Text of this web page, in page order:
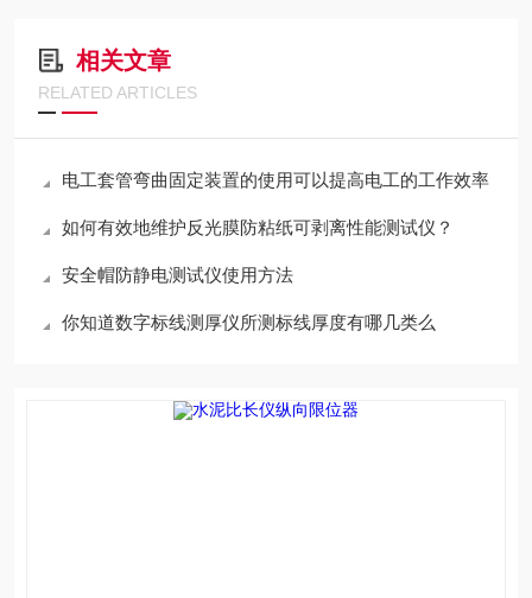
相关文章
RELATED ARTICLES
电工套管弯曲固定装置的使用可以提高电工的工作效率
如何有效地维护反光膜防粘纸可剥离性能测试仪？
安全帽防静电测试仪使用方法
你知道数字标线测厚仪所测标线厚度有哪几类么